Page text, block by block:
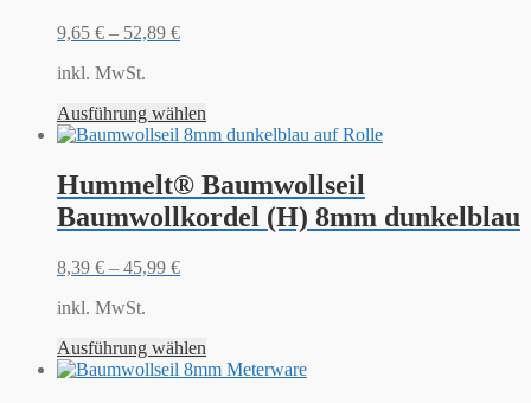
9,65 € – 52,89 €
inkl. MwSt.
Ausführung wählen
Hummelt® Baumwollseil
Baumwollkordel (H) 8mm dunkelblau
8,39 € – 45,99 €
inkl. MwSt.
Ausführung wählen